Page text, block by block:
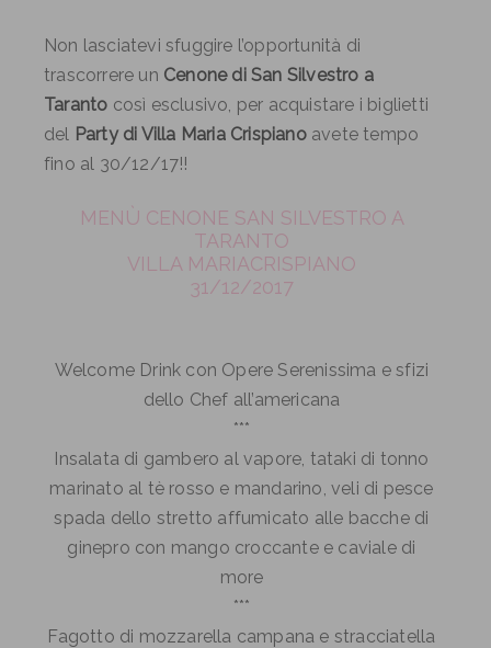
Non lasciatevi sfuggire l’opportunità di
trascorrere un Cenone di San Silvestro a
Taranto così esclusivo, per acquistare i biglietti
del Party di Villa Maria Crispianoavete tempo
fino al 30/12/17!!
MENÙ CENONE SAN SILVESTRO A
TARANTO
VILLA MARIACRISPIANO
31/12/2017
Welcome Drink con Opere Serenissima e sfizi
dello Chef all’americana
***
Insalata di gambero al vapore, tataki di tonno
marinato al tè rosso e mandarino, veli di pesce
spada dello stretto affumicato alle bacche di
ginepro con mango croccante e caviale di
more
***
Fagotto di mozzarella campana e stracciatella